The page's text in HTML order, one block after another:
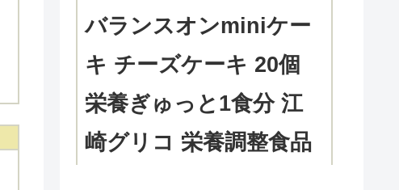
バランスオンminiケー
キ チーズケーキ 20個
栄養ぎゅっと1食分 江
崎グリコ 栄養調整食品